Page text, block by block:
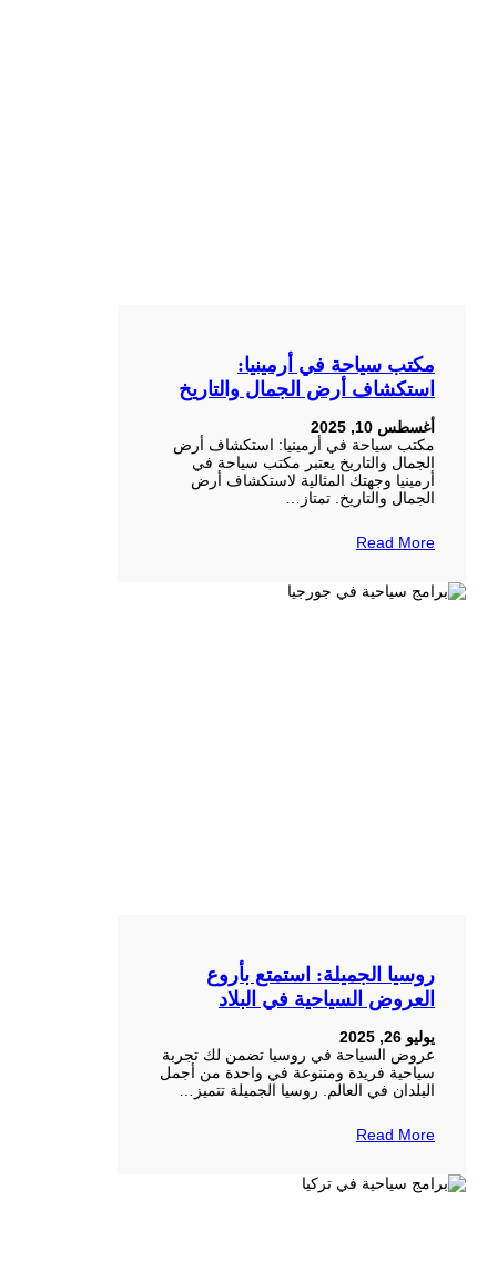
مكتب سياحة في أرمينيا:
استكشاف أرض الجمال والتاريخ
أغسطس 10, 2025
مكتب سياحة في أرمينيا: استكشاف أرض
الجمال والتاريخ يعتبر مكتب سياحة في
أرمينيا وجهتك المثالية لاستكشاف أرض
الجمال والتاريخ. تمتاز…
Read More
روسيا الجميلة: استمتع بأروع
العروض السياحية في البلاد
يوليو 26, 2025
عروض السياحة في روسيا تضمن لك تجربة
سياحية فريدة ومتنوعة في واحدة من أجمل
البلدان في العالم. روسيا الجميلة تتميز…
Read More